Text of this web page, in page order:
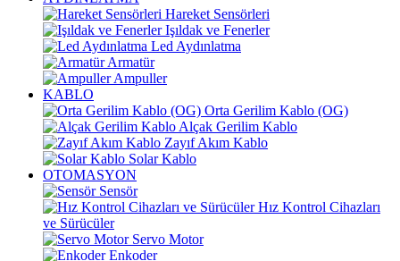
Hareket Sensörleri
Işıldak ve Fenerler
Led Aydınlatma
Armatür
Ampuller
KABLO
Orta Gerilim Kablo (OG)
Alçak Gerilim Kablo
Zayıf Akım Kablo
Solar Kablo
OTOMASYON
Sensör
Hız Kontrol Cihazları
ve Sürücüler
Servo Motor
Enkoder